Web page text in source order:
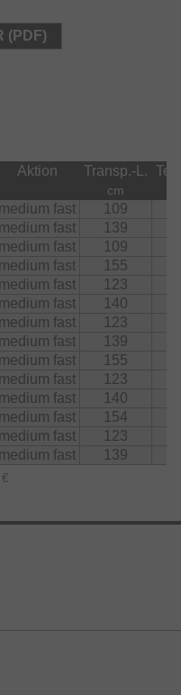
(PDF)
Aktion Transp.-L.
cm
medium fast 109
medium fast 139
medium fast 109
medium fast 155
medium fast 123
medium fast 140
medium fast 123
medium fast 139
medium fast 155
medium fast 123
medium fast 140
medium fast 154
medium fast 123
medium fast 139